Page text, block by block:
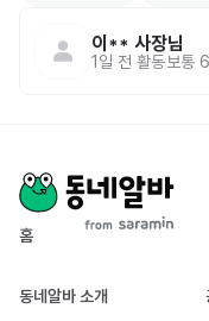
이** 사장님
1일 전 활동보통
홈
동네알바 소개